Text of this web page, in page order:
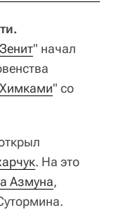
Зенит" начал
Химками" со
. На это
Азмуна,